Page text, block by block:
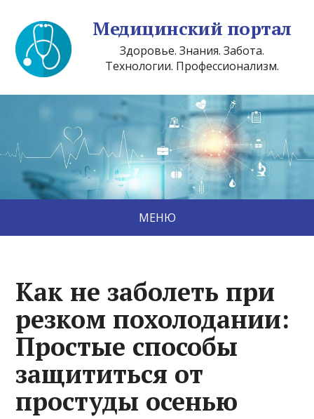
Медицинский портал
Здоровье. Знания. Забота.
Технологии. Профессионализм.
МЕНЮ
Как не заболеть при
резком похолодании:
Простые способы
защититься от
простуды осенью